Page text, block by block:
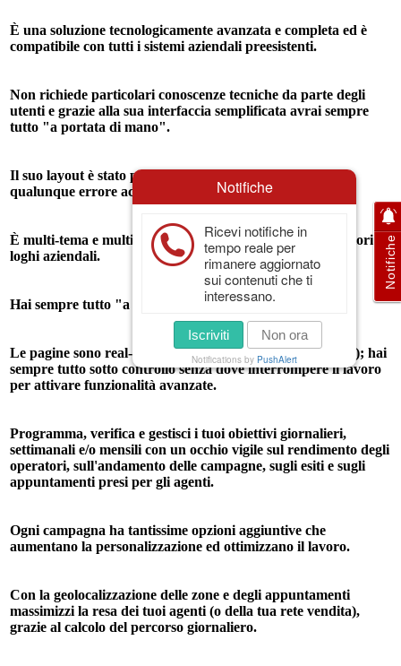
È una soluzione tecnologicamente avanzata e completa ed è
compatibile con tutti i sistemi aziendali preesistenti.
Non richiede particolari conoscenze tecniche da parte degli
utenti e grazie alla sua interfaccia semplificata avrai sempre
tutto "a portata di mano".
Il suo layout è stato progettato appositamente per evitare
qualunque errore accidentale da parte degli utenti.
È multi-tema e multi-lingua ed è personalizzabile con i colori e
loghi aziendali.
Hai sempre tutto "a porta di mano" in tempo reale!
Le pagine sono real-time (si aggiornano automaticamente); hai
sempre tutto sotto controllo senza dove interrompere il lavoro
per attivare funzionalità avanzate.
Programma, verifica e gestisci i tuoi obiettivi giornalieri,
settimanali e/o mensili con un occhio vigile sul rendimento degli
operatori, sull'andamento delle campagne, sugli esiti e sugli
appuntamenti presi per gli agenti.
Ogni campagna ha tantissime opzioni aggiuntive che
aumentano la personalizzazione ed ottimizzano il lavoro.
Con la geolocalizzazione delle zone e degli appuntamenti
massimizzi la resa dei tuoi agenti (o della tua rete vendita),
grazie al calcolo del percorso giornaliero.
Notifiche
Notifiche
Ricevi notifiche in
tempo reale per
rimanere aggiornato
sui contenuti che ti
interessano.
Iscriviti Non ora
Notifications by PushAlert